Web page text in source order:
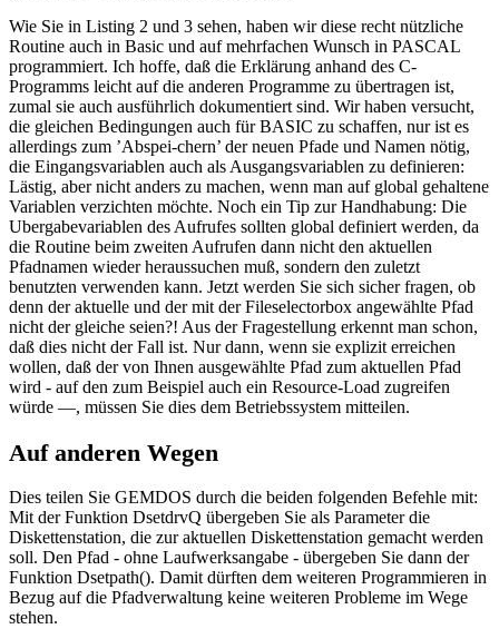
Wie Sie in Listing 2 und 3 sehen, haben wir diese recht nützliche
Routine auch in Basic und auf mehrfachen Wunsch in PASCAL
programmiert. Ich hoffe, daß die Erklärung anhand des C-
Programms leicht auf die anderen Programme zu übertragen ist,
zumal sie auch ausführlich dokumentiert sind. Wir haben versucht,
die gleichen Bedingungen auch für BASIC zu schaffen, nur ist es
allerdings zum ’Abspei-chern’ der neuen Pfade und Namen nötig,
die Eingangsvariablen auch als Ausgangsvariablen zu definieren:
Lästig, aber nicht anders zu machen, wenn man auf global gehaltene
Variablen verzichten möchte. Noch ein Tip zur Handhabung: Die
Ubergabevariablen des Aufrufes sollten global definiert werden, da
die Routine beim zweiten Aufrufen dann nicht den aktuellen
Pfadnamen wieder heraussuchen muß, sondern den zuletzt
benutzten verwenden kann. Jetzt werden Sie sich sicher fragen, ob
denn der aktuelle und der mit der Fileselectorbox angewählte Pfad
nicht der gleiche seien?! Aus der Fragestellung erkennt man schon,
daß dies nicht der Fall ist. Nur dann, wenn sie explizit erreichen
wollen, daß der von Ihnen ausgewählte Pfad zum aktuellen Pfad
wird - auf den zum Beispiel auch ein Resource-Load zugreifen
würde —, müssen Sie dies dem Betriebssystem mitteilen.
Auf anderen Wegen
Dies teilen Sie GEMDOS durch die beiden folgenden Befehle mit:
Mit der Funktion DsetdrvQ übergeben Sie als Parameter die
Diskettenstation, die zur aktuellen Diskettenstation gemacht werden
soll. Den Pfad - ohne Laufwerksangabe - übergeben Sie dann der
Funktion Dsetpath(). Damit dürften dem weiteren Programmieren in
Bezug auf die Pfadverwaltung keine weiteren Probleme im Wege
stehen.